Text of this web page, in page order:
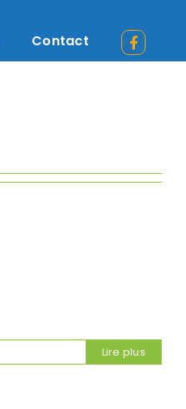
Contact
Lire plus